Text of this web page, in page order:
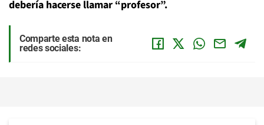
debería hacerse llamar “profesor”.
Comparte esta nota en
redes sociales: